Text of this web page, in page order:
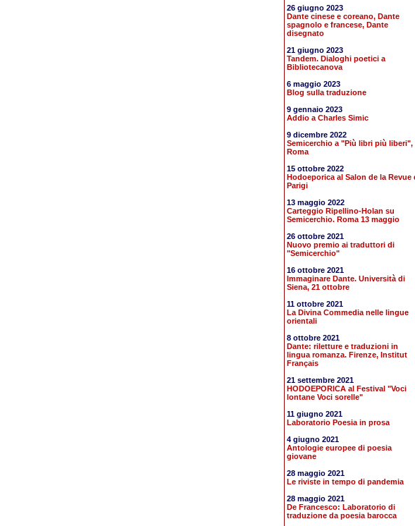
26 giugno 2023
Dante cinese e coreano, Dante
spagnolo e francese, Dante
disegnato
21 giugno 2023
Tandem. Dialoghi poetici a
Bibliotecanova
6 maggio 2023
Blog sulla traduzione
9 gennaio 2023
Addio a Charles Simic
9 dicembre 2022
Semicerchio a "Più libri più liberi",
Roma
15 ottobre 2022
Hodoeporica al Salon de la Revue
Parigi
13 maggio 2022
Carteggio Ripellino-Holan su
Semicerchio. Roma 13 maggio
26 ottobre 2021
Nuovo premio ai traduttori di
"Semicerchio"
16 ottobre 2021
Immaginare Dante. Università di
Siena, 21 ottobre
11 ottobre 2021
La Divina Commedia nelle lingue
orientali
8 ottobre 2021
Dante: riletture e traduzioni in
lingua romanza. Firenze, Institut
Français
21 settembre 2021
HODOEPORICA al Festival "Voci
lontane Voci sorelle"
11 giugno 2021
Laboratorio Poesia in prosa
4 giugno 2021
Antologie europee di poesia
giovane
28 maggio 2021
Le riviste in tempo di pandemia
28 maggio 2021
De Francesco: Laboratorio di
traduzione da poesia barocca